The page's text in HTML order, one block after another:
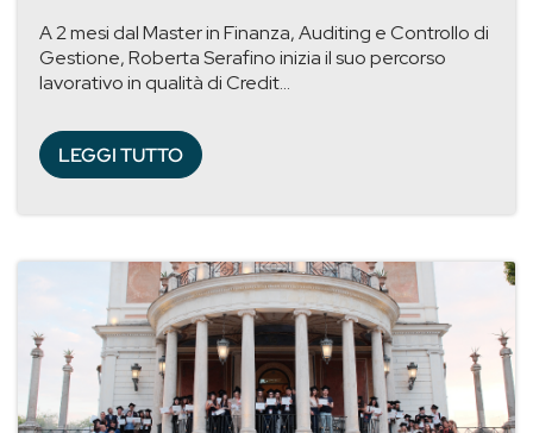
A 2 mesi dal Master in Finanza, Auditing e Controllo di
Gestione, Roberta Serafino inizia il suo percorso
lavorativo in qualità di Credit...
LEGGI TUTTO